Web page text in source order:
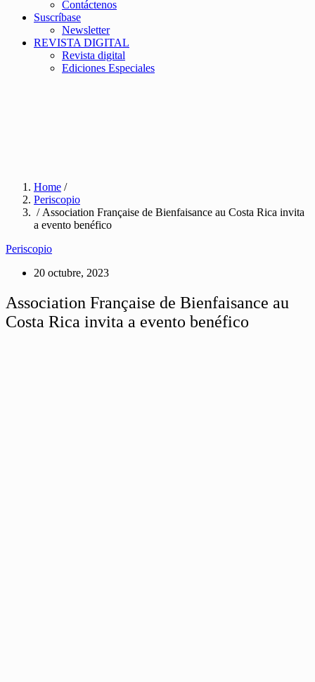
Contáctenos
Suscríbase
Newsletter
REVISTA DIGITAL
Revista digital
Ediciones Especiales
Home /
Periscopio
/ Association Française de Bienfaisance au Costa Rica invita
a evento benéfico
Periscopio
20 octubre, 2023
Association Française de Bienfaisance au
Costa Rica invita a evento benéfico